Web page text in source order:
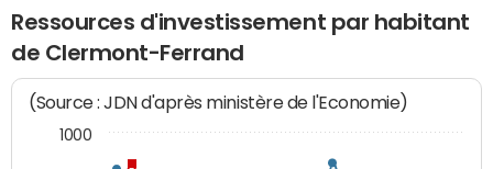
Ressources d'investissement par habitant
de Clermont-Ferrand
(Source : JDN d'après ministère de l'Economie)
1000